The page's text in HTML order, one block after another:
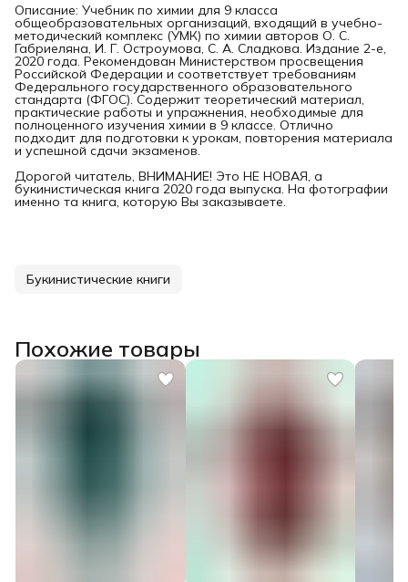
Описание: Учебник по химии для 9 класса
общеобразовательных организаций, входящий в учебно-
методический комплекс (УМК) по химии авторов О. С.
Габриеляна, И. Г. Остроумова, С. А. Сладкова. Издание 2-е,
2020 года. Рекомендован Министерством просвещения
Российской Федерации и соответствует требованиям
Федерального государственного образовательного
стандарта (ФГОС). Содержит теоретический материал,
практические работы и упражнения, необходимые для
полноценного изучения химии в 9 классе. Отлично
подходит для подготовки к урокам, повторения материала
и успешной сдачи экзаменов.
Дорогой читатель, ВНИМАНИЕ! Это НЕ НОВАЯ, а
букинистическая книга 2020 года выпуска. На фотографии
именно та книга, которую Вы заказываете.
Букинистические книги
Похожие товары